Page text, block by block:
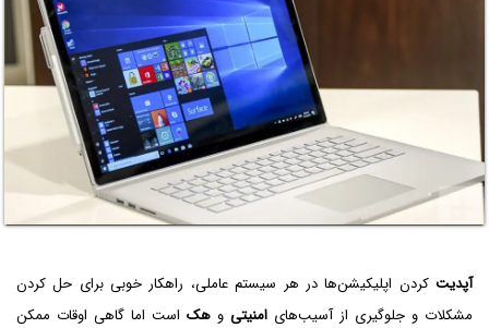
آپدیت کردن اپلیکیشن‌ها در هر سیستم عاملی، راهکار خوبی برای حل کردن
مشکلات و جلوگیری از آسیب‌های امنیتی و هک است اما گاهی اوقات ممکن